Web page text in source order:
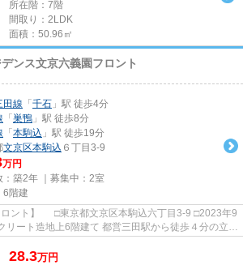
所在階：7階
間取り：2LDK
面積：50.96㎡
デンス文京六義園フロント
田線 「 千石 」駅 徒歩4分
「 巣鴨 」駅 徒歩8分
「 本駒込 」駅 徒歩19分
文京区本駒込 ６丁目3-9
万円
：築2年 ｜募集中： 2室
6階建
ト】 □東京都文京区本駒込六丁目3-9 □2023年9
都営三田駅から徒歩４分の立地
28.3万円